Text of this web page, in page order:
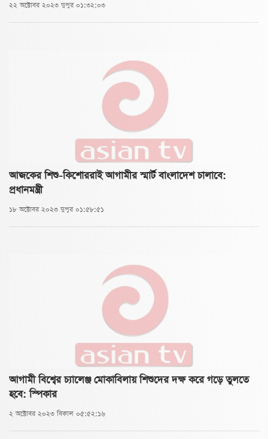
২২ অক্টোবর ২০২৩ দুপুর ০১:৩২:০৩
আজকের শিশু-কিশোররাই আগামীর স্মার্ট বাংলাদেশ চালাবে:
প্রধানমন্ত্রী
১৮ অক্টোবর ২০২৩ দুপুর ০১:৫৮:৫১
আগামী বিশ্বের চ্যালেঞ্জ মোকাবিলায় শিশুদের দক্ষ করে গড়ে তুলতে
হবে: স্পিকার
২ অক্টোবর ২০২৩ বিকাল ০৫:৫২:১৬